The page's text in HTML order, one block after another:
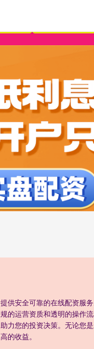
供安全可靠的在线配资服
的运营资质和透明的操作
力您的投资决策。无论您
的收益。